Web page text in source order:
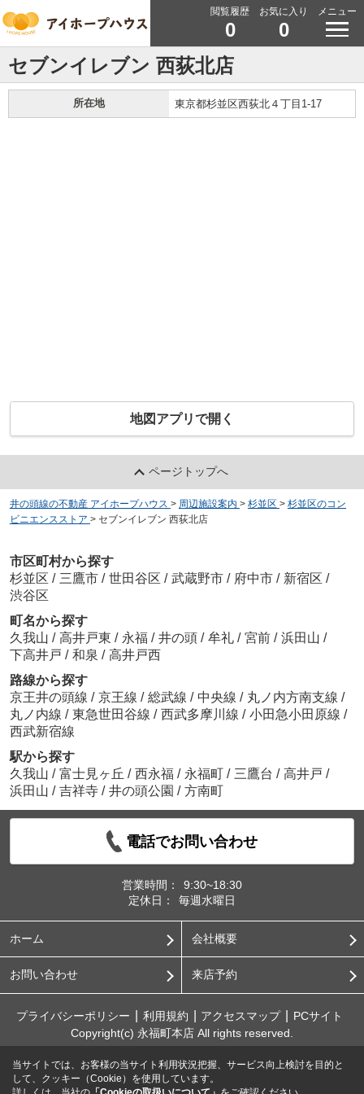
閲覧履歴
0
お気に入り
0
メニュー
セブンイレブン 西荻北店
所在地 東京都杉並区西荻北４丁目1-17
地図アプリで開く
ページトップへ
井の頭線の不動産 アイホープハウス > 周辺施設案内 > 杉並区 > 杉並区のコン
ビニエンスストア > セブンイレブン 西荻北店
市区町村から探す
杉並区 / 三鷹市 / 世田谷区 / 武蔵野市 / 府中市 / 新宿区 /
渋谷区
町名から探す
久我山 / 高井戸東 / 永福 / 井の頭 / 牟礼 / 宮前 / 浜田山 /
下高井戸 / 和泉 / 高井戸西
路線から探す
京王井の頭線 / 京王線 / 総武線 / 中央線 / 丸ノ内方南支線 /
丸ノ内線 / 東急世田谷線 / 西武多摩川線 / 小田急小田原線 /
西武新宿線
駅から探す
久我山 / 富士見ヶ丘 / 西永福 / 永福町 / 三鷹台 / 高井戸 /
浜田山 / 吉祥寺 / 井の頭公園 / 方南町
電話でお問い合わせ
営業時間：
9:30~18:30
定休日：
毎週水曜日
ホーム 会社概要
お問い合わせ 来店予約
プライバシーポリシー 利用規約 アクセスマップ
PCサイト
Copyright(c) 永福町本店 All rights reserved.
当サイトでは、お客様の当サイト利用状況把握、サービス向上検討を目的と
して、クッキー（Cookie）を使用しています。